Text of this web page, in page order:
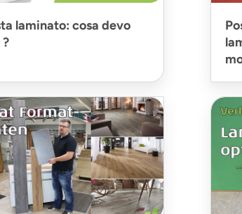
laminato: cosa devo